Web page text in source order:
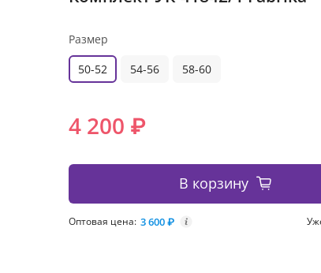
Размер
50-52
54-56 58-60
4 200 ₽
В корзину
Оптовая цена: 3 600 ₽ i